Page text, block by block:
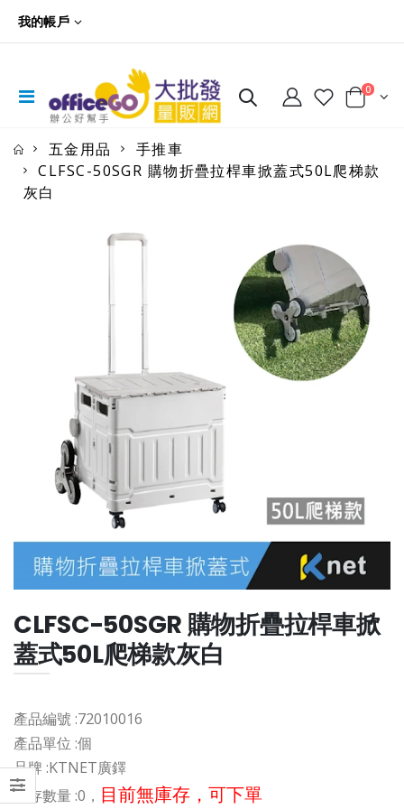
我的帳戶
0
五金用品
手推車
CLFSC-50SGR 購物折疊拉桿車掀蓋式50L爬梯款
灰白
CLFSC-50SGR 購物折疊拉桿車掀
蓋式50L爬梯款灰白
產品編號 :72010016
產品單位 :個
品牌 :KTNET廣鐸
庫存數量 :0， 目前無庫存，可下單